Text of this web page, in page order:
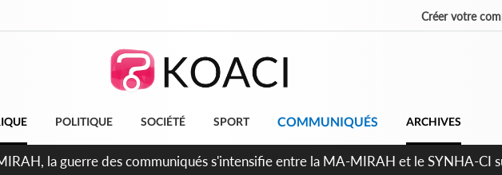
Créer votre
POLITIQUE SOCIÉTÉ SPORT COMMUNIQUÉS ARCHIVES
2026, Thiam plaide pour un environnement démocratique plus apaisé